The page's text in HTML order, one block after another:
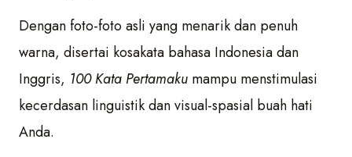
Dengan foto-foto asli yang menarik dan penuh
warna, disertai kosakata bahasa Indonesia dan
Inggris, 100 Kata Pertamaku mampu menstimulasi
kecerdasan linguistik dan visual-spasial buah hati
Anda.